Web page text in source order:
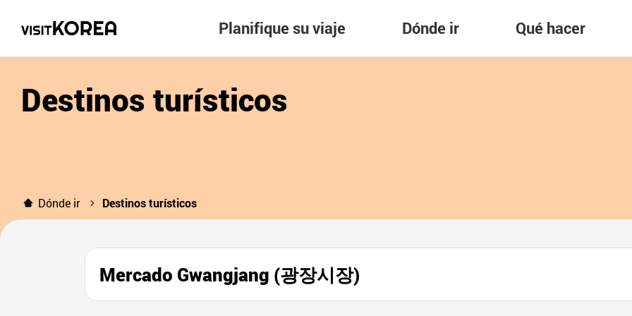
Planifique su viaje Dónde ir Qué hacer
Destinos turísticos
Dónde ir Destinos turísticos
Mercado Gwangjang (광장시장)